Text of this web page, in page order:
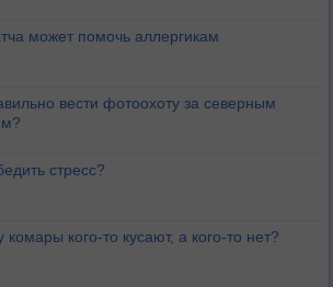
может помочь аллергикам
вести фотоохоту за северным
стресс?
комары кого-то кусают, а кого-то нет?